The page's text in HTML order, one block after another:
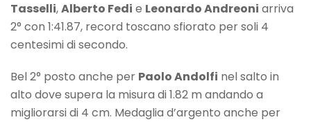
Tasselli,Alberto Fedi e Leonardo Andreoni arriva
2° con 1:41.87, record toscano sfiorato per soli 4
centesimi di secondo.
Bel 2° posto anche per Paolo Andolfi nel salto in
alto dove supera la misura di 1.82 m andando a
migliorarsi di 4 cm. Medaglia d’argento anche per